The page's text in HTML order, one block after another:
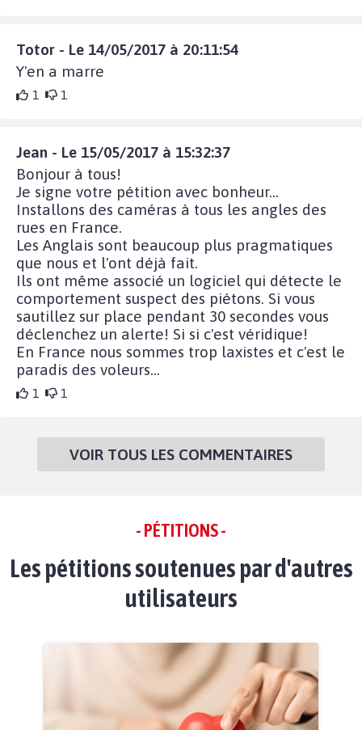
Totor - Le 14/05/2017 à 20:11:54
Y'en a marre
1 1
Jean - Le 15/05/2017 à 15:32:37
Bonjour à tous!
Je signe votre pétition avec bonheur...
Installons des caméras à tous les angles des
rues en France.
Les Anglais sont beaucoup plus pragmatiques
que nous et l'ont déjà fait.
Ils ont même associé un logiciel qui détecte le
comportement suspect des piétons. Si vous
sautillez sur place pendant 30 secondes vous
déclenchez un alerte! Si si c'est véridique!
En France nous sommes trop laxistes et c'est le
paradis des voleurs...
1 1
VOIR TOUS LES COMMENTAIRES
- PÉTITIONS -
Les pétitions soutenues par d'autres
utilisateurs